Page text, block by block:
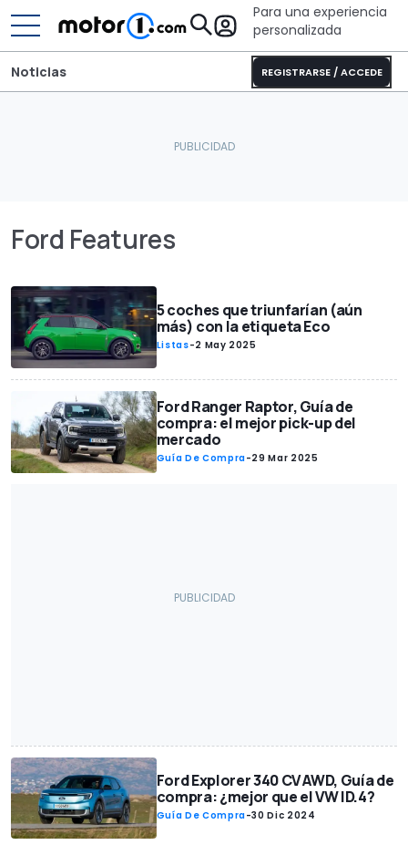
Para una experiencia
personalizada
REGISTRARSE / ACCEDE
Noticias
Ford Features
5 coches que triunfarían (aún
más) con la etiqueta Eco
Listas-2 May 2025
Ford Ranger Raptor, Guía de
compra: el mejor pick-up del
mercado
Guía De Compra-29 Mar 2025
Ford Explorer 340 CV AWD, Guía de
compra: ¿mejor que el VW ID.4?
Guía De Compra-30 Dic 2024